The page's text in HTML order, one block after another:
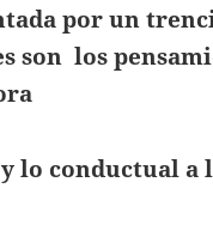
por un
son los
lo conductual a